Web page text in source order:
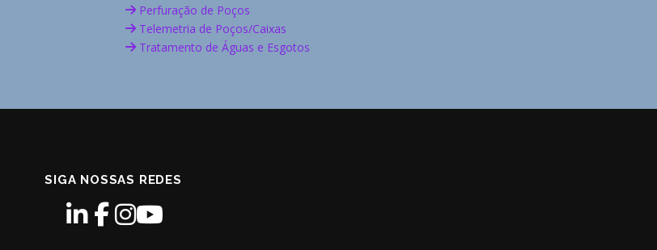
Perfuração de Poços
Telemetria de Poços/Caixas
Tratamento de Águas e Esgotos
SIGA NOSSAS REDES